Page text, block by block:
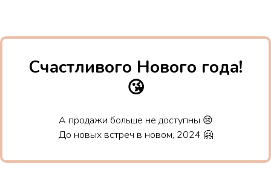
Счастливого Нового года!
😘
А продажи больше не доступны 😢
До новых встреч в новом, 2024 🤗